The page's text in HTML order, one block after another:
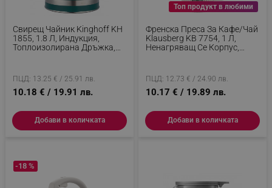
Свирещ Чайник Kinghoff KH
1855, 1.8 Л, Индукция,
Топлоизолирана Дръжка,
ПЦД: 13.25 € / 25.91 лв.
10.18 € / 19.91 лв.
Добави в количката
Топ продукт в любими
Френска Преса За Кафе/чай
Klausberg KB 7754, 1 Л,
Ненагряващ Се Корпус,
ПЦД: 12.73 € / 24.90 лв.
10.17 € / 19.89 лв.
Добави в количката
-18 %